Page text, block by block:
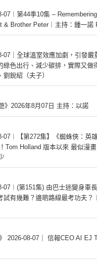
07︱第44季10集 –
& Brother Peter︱主持：鍾一諾
07｜全球溫室效應加劇，引發嚴
綠色出行、減少碳排，實際又做
銳紹（夫子）
》2026年8月07日 主持：以諾
07︱【第272集】《蜘蛛俠：英
Tom Holland 版本以來 最似漫
07︱(第151集) 由巴士迷變身車
試有幾難？邊啲路線最考功夫？
2026-08-07｜ 信報CEO AI EJ